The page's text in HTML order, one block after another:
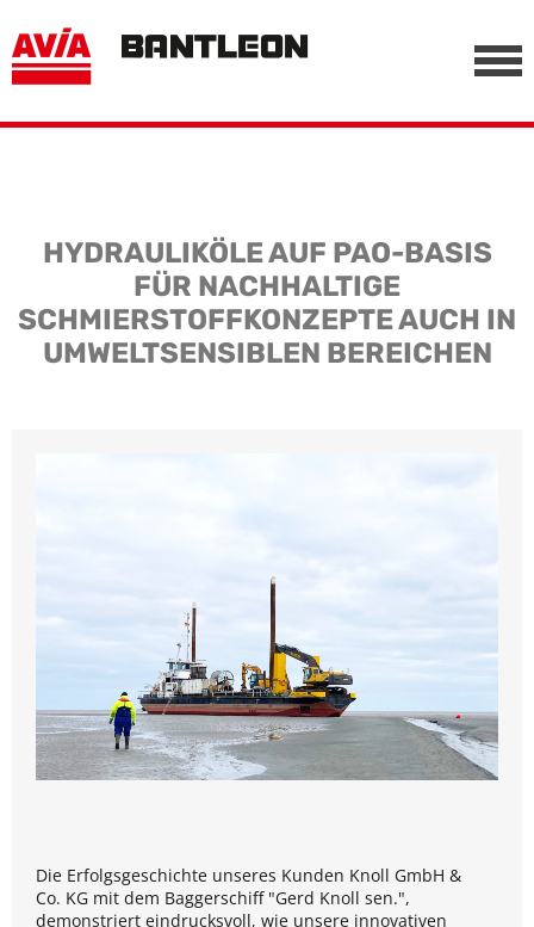
-->
HYDRAULIKÖLE AUF PAO-BASIS
FÜR NACHHALTIGE
SCHMIERSTOFFKONZEPTE AUCH IN
UMWELTSENSIBLEN BEREICHEN
Die Erfolgsgeschichte unseres Kunden Knoll GmbH &
Co. KG mit dem Baggerschiff "Gerd Knoll sen.",
demonstriert eindrucksvoll, wie unsere innovativen